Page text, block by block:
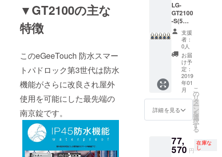
▼GT2100の主な
特徴
このeGeeTouch 防水スマー
トパドロック第3世代は防水
機能がさらに改良され屋外
使用を可能にした最先端の
南京錠です。
LG-
GT2100
-S(5
台）
キャン
プファ
イヤ特
「8%」
OFF！
販売価
格：
43,100
円（税
込）
⇒
円（税
込）
支援
者：
0人
お届
け予
定：
2019
年01
月
詳細を見る
こ
の
リ
タ
ー
ン
を
選
択
す
る
77,
570 円
在庫な
し